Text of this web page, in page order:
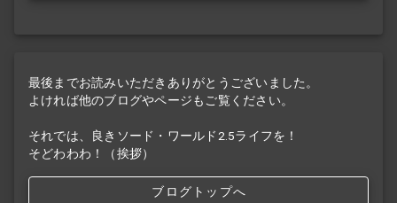
最後までお読みいただきありがとうございました。
よければ他のブログやページもご覧ください。
それでは、良きソード・ワールド2.5ライフを！
そどわわわ！（挨拶）
ブログトップへ